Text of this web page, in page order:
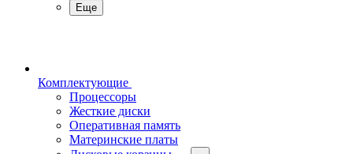
Еще
Комплектующие
Процессоры
Жесткие диски
Оперативная память
Материнские платы